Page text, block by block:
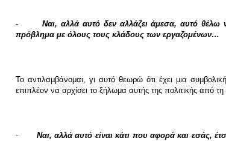
-Ναι, αλλά αυτό δεν αλλάζει άμεσα, αυτό
πρόβλημα με όλους τους κλάδους των εργαζομένων…
Το αντιλαμβάνομαι, γι αυτό θεωρώ ότι έχει μια
επιπλέον να αρχίσει το ξήλωμα αυτής της πολιτικής από
- Ναι, αλλά αυτό είναι κάτι που αφορά και εσάς,